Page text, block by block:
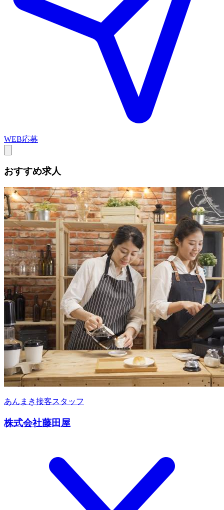
WEB応募
おすすめ求人
あんまき接客スタッフ
株式会社藤田屋